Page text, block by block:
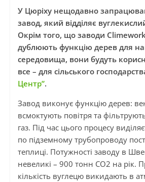
У Цюріху нещодавно
завод, який відділяє
Окрім того, що заводи
дублюють функцію дерев для
середовища, вони будуть
все – для сільського
Центр”.
Завод виконує функцію дерев:
всмоктують повітря та
газ. Під час цього процесу
по підземному трубопроводу
теплиці. Потужності заводу в
невеликі – 900 тонн СО2 на рік.
кількість вуглецю викидають в